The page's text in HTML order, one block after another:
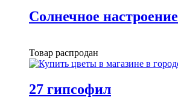
Солнечное настроение
Товар распродан
27 гипсофил